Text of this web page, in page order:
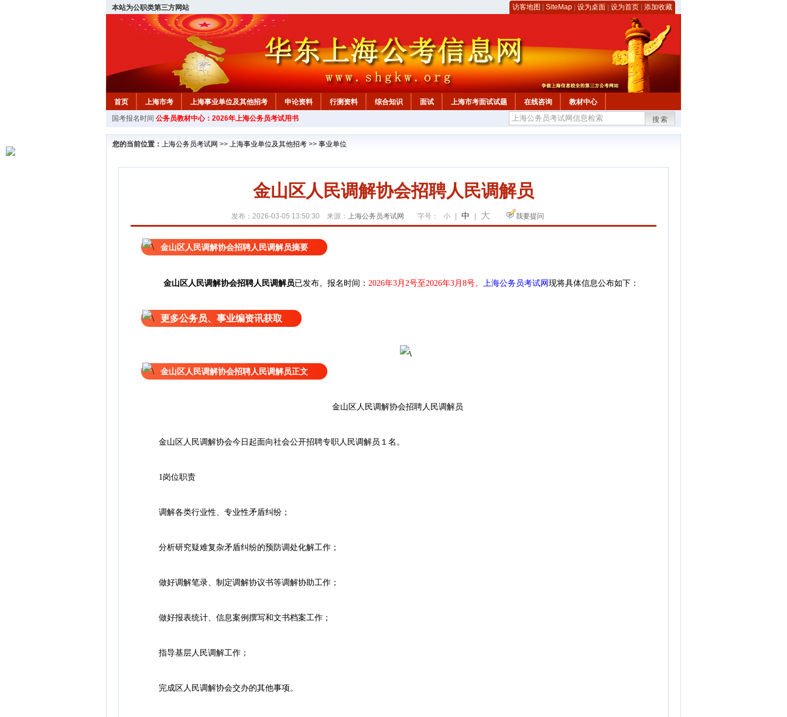
本站为公职类第三方网站 访客地图 SiteMap 设为桌面 设为首页 添加收藏
首页 上海市考 上海事业单位及其他招考 申论资料 行测资料 综合知识 面试 上海市考面试试题 在线咨询
教材中心
国考报名时间 公务员教材中心：2026年上海公务员考试用书 搜索
您的当前位置： 上海公务员考试网 >> 上海事业单位及其他招考 >> 事业单位
金山区人民调解协会招聘人民调解员
发布：2026-03-05 13:50:30 来源： 上海公务员考试网 字号： 小 中 大 我要提问
金山区人民调解协会招聘人民调解员摘要
金山区人民调解协会招聘人民调解员已发布。 报名时间： 2026年3月2号至2026年3月8号。 上海公务员考试网 现将具体信息公布如下：
更多公务员、事业编资讯获取
金山区人民调解协会招聘人民调解员正文
金山区人民调解协会招聘人民调解员
金山区人民调解协会今日起面向社会公开招聘专职人民调解员１名。
1岗位职责
调解各类行业性、专业性矛盾纠纷；
分析研究疑难复杂矛盾纠纷的预防调处化解工作；
做好调解笔录、制定调解协议书等调解协助工作；
做好报表统计、信息案例撰写和文书档案工作；
指导基层人民调解工作；
完成区人民调解协会交办的其他事项。